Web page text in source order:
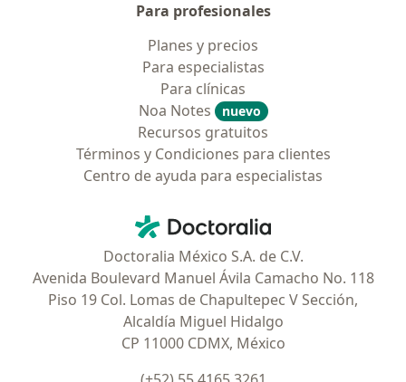
Para profesionales
Planes y precios
Para especialistas
Para clínicas
Noa Notes
nuevo
Recursos gratuitos
Términos y Condiciones para clientes
Centro de ayuda para especialistas
Doctoralia - Página de inicio
Doctoralia México S.A. de C.V.
Avenida Boulevard Manuel Ávila Camacho No. 118
Piso 19 Col. Lomas de Chapultepec V Sección,
Alcaldía Miguel Hidalgo
CP 11000 CDMX, México